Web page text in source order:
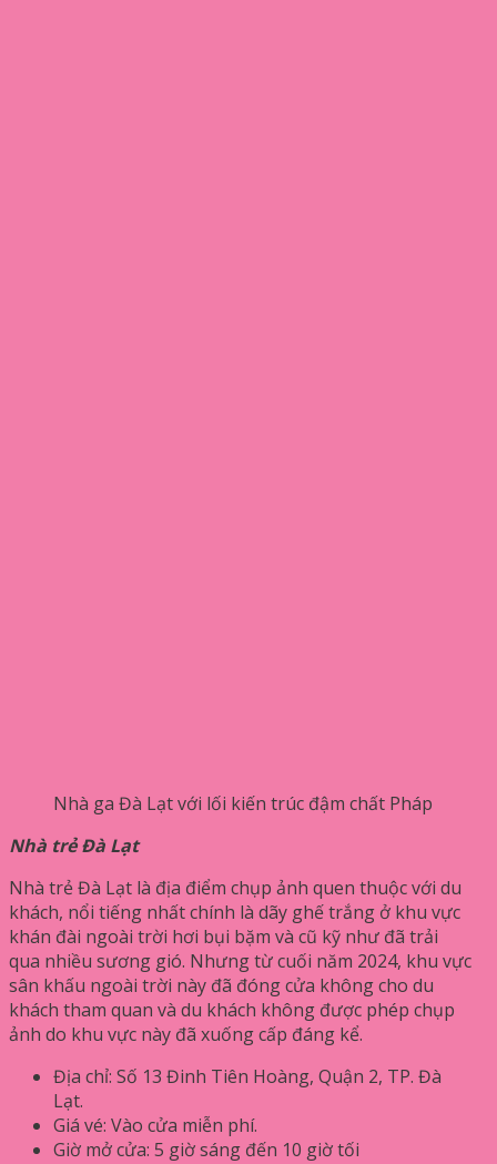
Nhà ga Đà Lạt với lối kiến ​​trúc đậm chất Pháp
Nhà trẻ Đà Lạt
Nhà trẻ Đà Lạt là địa điểm chụp ảnh quen thuộc với du
khách, nổi tiếng nhất chính là dãy ghế trắng ở khu vực
khán đài ngoài trời hơi bụi bặm và cũ kỹ như đã trải
qua nhiều sương gió. Nhưng từ cuối năm 2024, khu vực
sân khấu ngoài trời này đã đóng cửa không cho du
khách tham quan và du khách không được phép chụp
ảnh do khu vực này đã xuống cấp đáng kể.
Địa chỉ: Số 13 Đinh Tiên Hoàng, Quận 2, TP. Đà
Lạt.
Giá vé: Vào cửa miễn phí.
Giờ mở cửa: 5 giờ sáng đến 10 giờ tối